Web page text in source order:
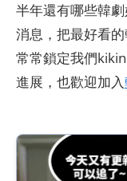
半年還有哪些韓
消息，把最好看
常常鎖定我們
進展，也歡迎加入